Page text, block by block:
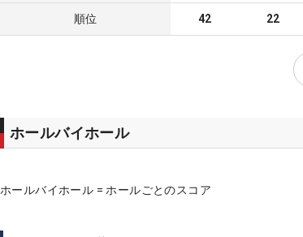
順位 42 22
ホールバイホール
ホールバイホール = ホールごとのスコア